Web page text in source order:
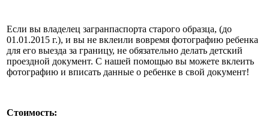
Если вы владелец загранпаспорта старого образца, (до
01.01.2015 г.), и вы не вклеили вовремя фотографию ребенка
для его выезда за границу, не обязательно делать детский
проездной документ. С нашей помощью вы можете вклеить
фотографию и вписать данные о ребенке в свой документ!
Стоимость: